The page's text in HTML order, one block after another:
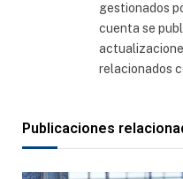
gestionados
cuenta se
relacionados
Publicaciones